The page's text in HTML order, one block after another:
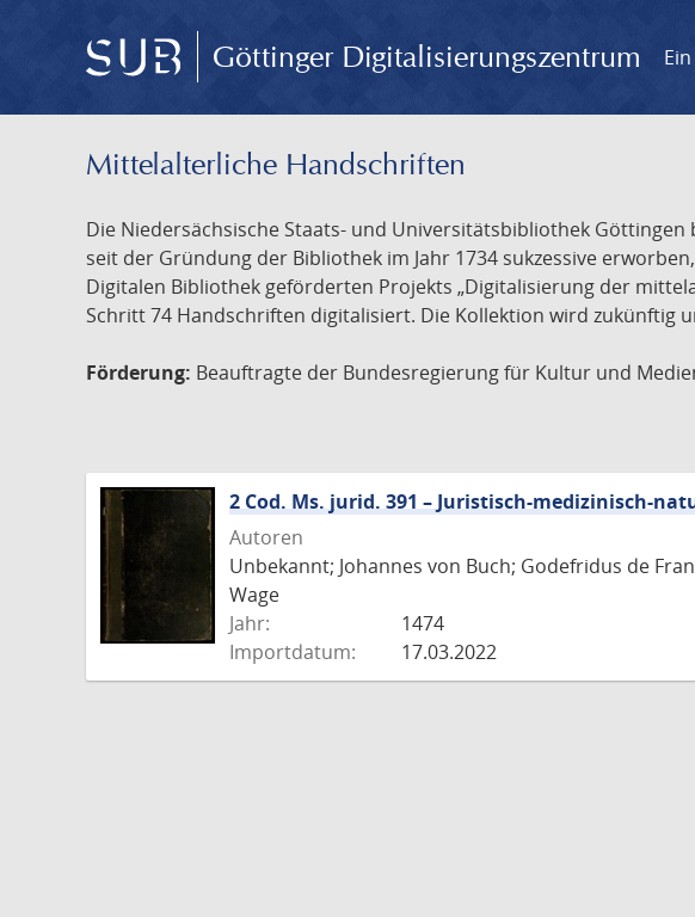
Göttinger Digitalisierungszentrum
Mittelalterliche Handschriften
Die Niedersächsische Staats- und Universitätsbibliothek
seit der Gründung der Bibliothek im Jahr 1734 sukzessive
Digitalen Bibliothek geförderten Projekts „Digitalisierung der
Schritt 74 Handschriften digitalisiert. Die Kollektion wird
Förderung: Beauftragte der Bundesregierung für Kultur und
2 Cod. Ms. jurid. 391 – Juristisch-medizinisch-
Autoren
Unbekannt; Johannes von Buch; Godefridus de
Wage
Jahr:
1474
Importdatum:
17.03.2022